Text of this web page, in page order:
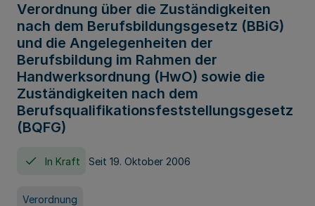
Verordnung über die Zuständigkeiten
nach dem Berufsbildungsgesetz (BBiG)
und die Angelegenheiten der
Berufsbildung im Rahmen der
Handwerksordnung (HwO) sowie die
Zuständigkeiten nach dem
Berufsqualifikationsfeststellungsgesetz
(BQFG)
In Kraft Seit 19. Oktober 2006
Verordnung